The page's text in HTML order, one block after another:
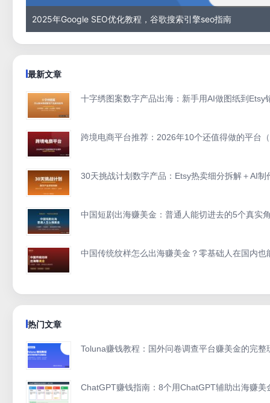
2025年Google SEO优化教程，谷歌搜索引擎seo指南
最新文章
十字绣图案数字产品出海：新手用AI做图纸到Etsy
跨境电商平台推荐：2026年10个还值得做的平台
30天挑战计划数字产品：Etsy热卖细分拆解＋AI
中国短剧出海赚美金：普通人能切进去的5个真
中国传统纹样怎么出海赚美金？零基础人在国内也
热门文章
Toluna赚钱教程：国外问卷调查平台赚美金的完整
ChatGPT赚钱指南：8个用ChatGPT辅助出海赚美